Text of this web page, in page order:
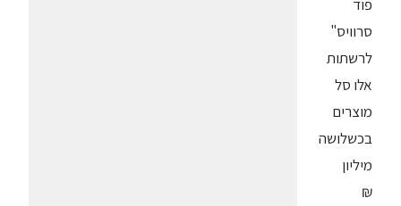
פוד
סרוויס"
לרשתות
אלו סל
מוצרים
בכשלושה
מיליון
₪